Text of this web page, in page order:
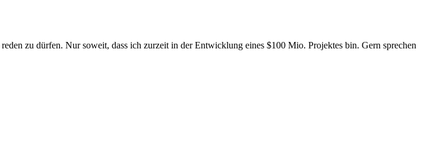
zu dürfen. Nur soweit, dass ich zurzeit in der Entwicklung eines $100 Mio. Projektes bin. Gern sprechen